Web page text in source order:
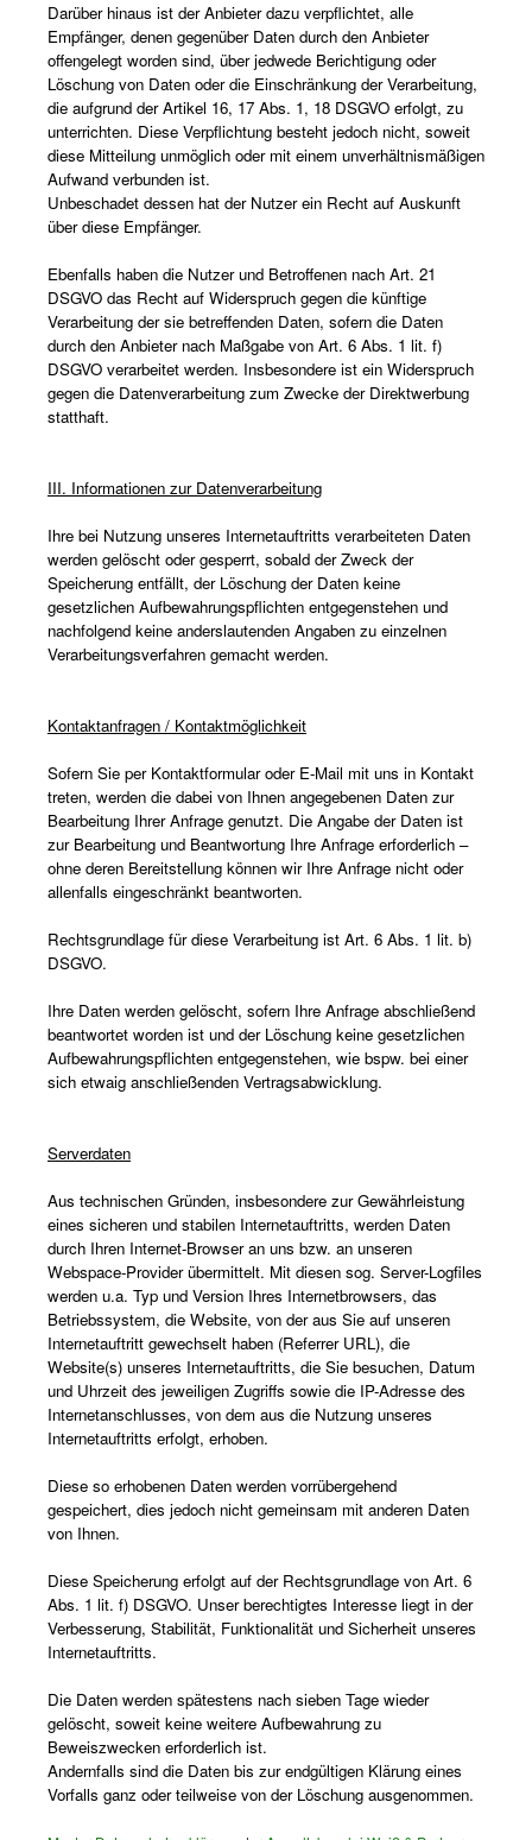
Darüber hinaus ist der Anbieter dazu verpflichtet, alle
Empfänger, denen gegenüber Daten durch den Anbieter
offengelegt worden sind, über jedwede Berichtigung oder
Löschung von Daten oder die Einschränkung der Verarbeitung,
die aufgrund der Artikel 16, 17 Abs. 1, 18 DSGVO erfolgt, zu
unterrichten. Diese Verpflichtung besteht jedoch nicht, soweit
diese Mitteilung unmöglich oder mit einem unverhältnismäßigen
Aufwand verbunden ist.
Unbeschadet dessen hat der Nutzer ein Recht auf Auskunft
über diese Empfänger.
Ebenfalls haben die Nutzer und Betroffenen nach Art. 21
DSGVO das Recht auf Widerspruch gegen die künftige
Verarbeitung der sie betreffenden Daten, sofern die Daten
durch den Anbieter nach Maßgabe von Art. 6 Abs. 1 lit. f)
DSGVO verarbeitet werden. Insbesondere ist ein Widerspruch
gegen die Datenverarbeitung zum Zwecke der Direktwerbung
statthaft.
III. Informationen zur Datenverarbeitung
Ihre bei Nutzung unseres Internetauftritts verarbeiteten Daten
werden gelöscht oder gesperrt, sobald der Zweck der
Speicherung entfällt, der Löschung der Daten keine
gesetzlichen Aufbewahrungspflichten entgegenstehen und
nachfolgend keine anderslautenden Angaben zu einzelnen
Verarbeitungsverfahren gemacht werden.
Kontaktanfragen / Kontaktmöglichkeit
Sofern Sie per Kontaktformular oder E-Mail mit uns in Kontakt
treten, werden die dabei von Ihnen angegebenen Daten zur
Bearbeitung Ihrer Anfrage genutzt. Die Angabe der Daten ist
zur Bearbeitung und Beantwortung Ihre Anfrage erforderlich –
ohne deren Bereitstellung können wir Ihre Anfrage nicht oder
allenfalls eingeschränkt beantworten.
Rechtsgrundlage für diese Verarbeitung ist Art. 6 Abs. 1 lit. b)
DSGVO.
Ihre Daten werden gelöscht, sofern Ihre Anfrage abschließend
beantwortet worden ist und der Löschung keine gesetzlichen
Aufbewahrungspflichten entgegenstehen, wie bspw. bei einer
sich etwaig anschließenden Vertragsabwicklung.
Serverdaten
Aus technischen Gründen, insbesondere zur Gewährleistung
eines sicheren und stabilen Internetauftritts, werden Daten
durch Ihren Internet-Browser an uns bzw. an unseren
Webspace-Provider übermittelt. Mit diesen sog. Server-Logfiles
werden u.a. Typ und Version Ihres Internetbrowsers, das
Betriebssystem, die Website, von der aus Sie auf unseren
Internetauftritt gewechselt haben (Referrer URL), die
Website(s) unseres Internetauftritts, die Sie besuchen, Datum
und Uhrzeit des jeweiligen Zugriffs sowie die IP-Adresse des
Internetanschlusses, von dem aus die Nutzung unseres
Internetauftritts erfolgt, erhoben.
Diese so erhobenen Daten werden vorrübergehend
gespeichert, dies jedoch nicht gemeinsam mit anderen Daten
von Ihnen.
Diese Speicherung erfolgt auf der Rechtsgrundlage von Art. 6
Abs. 1 lit. f) DSGVO. Unser berechtigtes Interesse liegt in der
Verbesserung, Stabilität, Funktionalität und Sicherheit unseres
Internetauftritts.
Die Daten werden spätestens nach sieben Tage wieder
gelöscht, soweit keine weitere Aufbewahrung zu
Beweiszwecken erforderlich ist.
Andernfalls sind die Daten bis zur endgültigen Klärung eines
Vorfalls ganz oder teilweise von der Löschung ausgenommen.